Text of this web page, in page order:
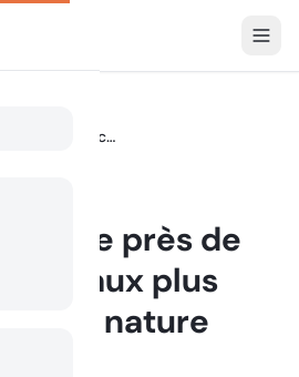
Camping et pêche près de chez moi : accro aux plus beaux coins de la nature
pêche près de
aux plus
de la nature